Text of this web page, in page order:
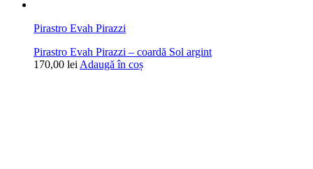
Pirastro Evah Pirazzi
Pirastro Evah Pirazzi – coardă Sol argint
170,00 lei Adaugă în coș